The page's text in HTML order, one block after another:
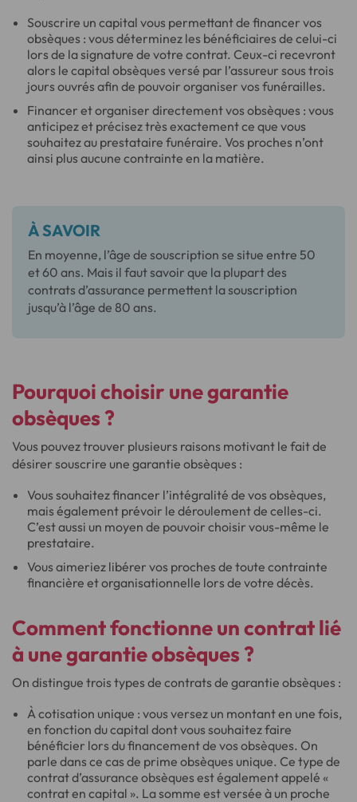
Souscrire un capital vous permettant de financer vos
obsèques : vous déterminez les bénéficiaires de celui-ci
lors de la signature de votre contrat. Ceux-ci recevront
alors le capital obsèques versé par l’assureur sous trois
jours ouvrés afin de pouvoir organiser vos funérailles.
Financer et organiser directement vos obsèques : vous
anticipez et précisez très exactement ce que vous
souhaitez au prestataire funéraire. Vos proches n’ont
ainsi plus aucune contrainte en la matière.
À SAVOIR
En moyenne, l’âge de souscription se situe entre 50
et 60 ans. Mais il faut savoir que la plupart des
contrats d’assurance permettent la souscription
jusqu’à l’âge de 80 ans.
Pourquoi choisir une garantie
obsèques ?
Vous pouvez trouver plusieurs raisons motivant le fait de
désirer souscrire une garantie obsèques :
Vous souhaitez financer l’intégralité de vos obsèques,
mais également prévoir le déroulement de celles-ci.
C’est aussi un moyen de pouvoir choisir vous-même le
prestataire.
Vous aimeriez libérer vos proches de toute contrainte
financière et organisationnelle lors de votre décès.
Comment fonctionne un contrat lié
à une garantie obsèques ?
On distingue trois types de contrats de garantie obsèques :
À cotisation unique : vous versez un montant en une fois,
en fonction du capital dont vous souhaitez faire
bénéficier lors du financement de vos obsèques. On
parle dans ce cas de prime obsèques unique. Ce type de
contrat d’assurance obsèques est également appelé «
contrat en capital ». La somme est versée à un proche